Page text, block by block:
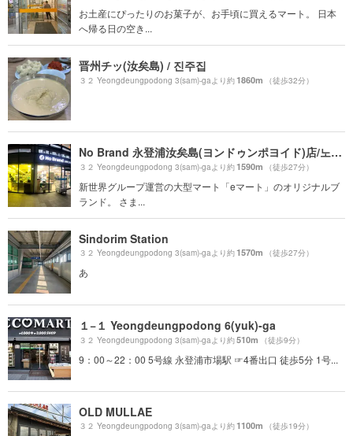
お土産にぴったりのお菓子が、お手頃に買えるマート。 日本
へ帰る日の空き...
晋州チッ(汝矣島) / 진주집
３２ Yeongdeungpodong 3(sam)-gaより約1860m （徒歩32分）
No Brand 永登浦汝矣島(ヨンドゥンポヨイド)店/노브랜드 영등포여의도점
３２ Yeongdeungpodong 3(sam)-gaより約1590m （徒歩27分）
新世界グループ運営の大型マート「eマート」のオリジナルブ
ランド。 さま...
Sindorim Station
３２ Yeongdeungpodong 3(sam)-gaより約1570m （徒歩27分）
あ
１−１ Yeongdeungpodong 6(yuk)-ga
３２ Yeongdeungpodong 3(sam)-gaより約510m （徒歩9分）
9：00～22：00 5号線 永登浦市場駅 ☞4番出口 徒歩5分 1号...
OLD MULLAE
３２ Yeongdeungpodong 3(sam)-gaより約1100m （徒歩19分）